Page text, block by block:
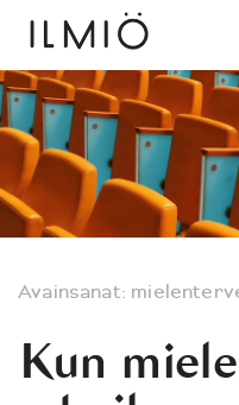
Avainsanat:
Kun